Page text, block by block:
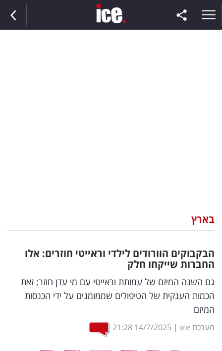
וצרכנות
דיגיטל
וטק
שיווק
ופרסום
בארץ
הבקבוקים הוורודים לילדי וראייטי חוזרים: אלו
החברות שייקחו חלק
גם השנה המיזם של עמותת וראייטי עם מי עדן חוזר; זאת
הכמות הענקית של הטיפולים שממומנים על ידי הכנסות
המיזם
מערכת ice |
14/7/2025
21:28